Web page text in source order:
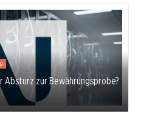
Absturz zur Bewährungsprobe?